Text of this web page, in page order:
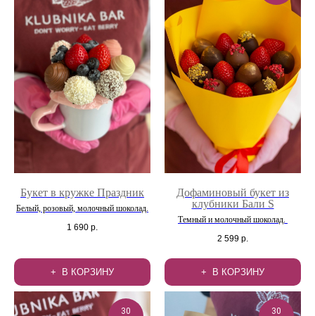
Букет в кружке Праздник
Белый, розовый, молочный шоколад.
1 690 р.
В КОРЗИНУ
Дофаминовый букет из
клубники Бали S
Темный и молочный шоколад.
2 599 р.
В КОРЗИНУ
30 30